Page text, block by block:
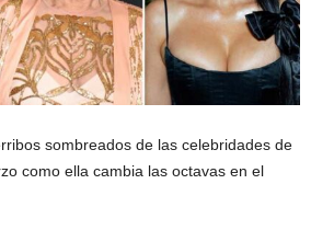
sombreados de las celebridades de
como ella cambia las octavas en el